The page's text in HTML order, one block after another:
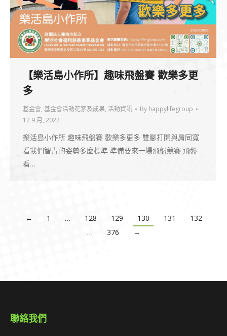
【樂活島小作所】趣味飛盤賽 歡樂多更
多
基金會, 基金會活動花絮及成果, 活動資訊 By happylifegroup
12 9 月, 2022
樂活島小作所 趣味飛盤賽 歡樂多更多 雙腳打開與肩同寬
看我們智青的姿勢多麼標準 準備要來一場飛盤競賽 飛盤
看…
← 1 … 128 129 130 131
132
…
376 →
聯絡我們